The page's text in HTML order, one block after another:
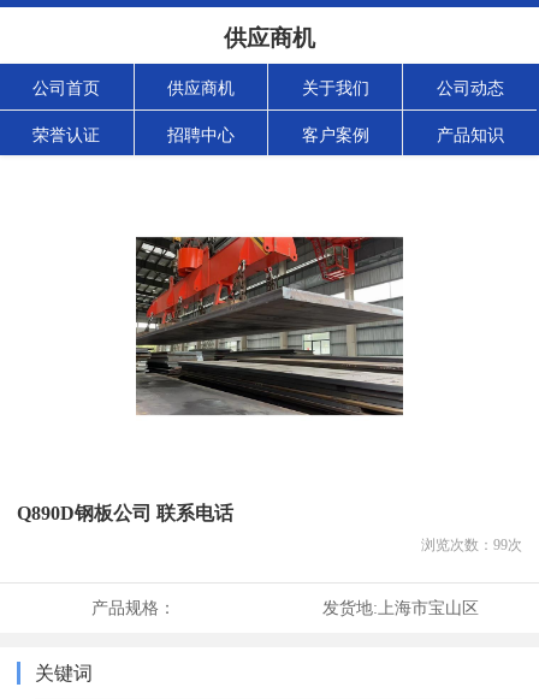
供应商机
公司首页 供应商机 关于我们 公司动态
荣誉认证 招聘中心 客户案例 产品知识
Q890D钢板公司 联系电话
浏览次数： 99次
产品规格： 发货地: 上海市宝山区
关键词